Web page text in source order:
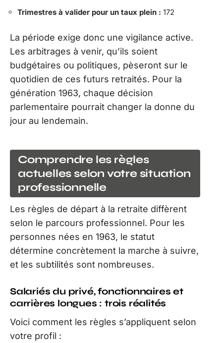
Trimestres à valider pour un taux plein : 172
La période exige donc une vigilance active.
Les arbitrages à venir, qu’ils soient
budgétaires ou politiques, pèseront sur le
quotidien de ces futurs retraités. Pour la
génération 1963, chaque décision
parlementaire pourrait changer la donne du
jour au lendemain.
Comprendre les règles
actuelles selon votre situation
professionnelle
Les règles de départ à la retraite diffèrent
selon le parcours professionnel. Pour les
personnes nées en 1963, le statut
détermine concrètement la marche à suivre,
et les subtilités sont nombreuses.
Salariés du privé, fonctionnaires et
carrières longues : trois réalités
Voici comment les règles s’appliquent selon
votre profil :